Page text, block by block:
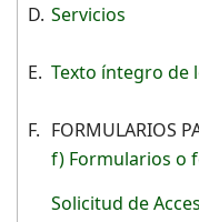
D. Servicios
E. Texto íntegro de
F. FORMULARIOS
f) Formularios o
Solicitud de